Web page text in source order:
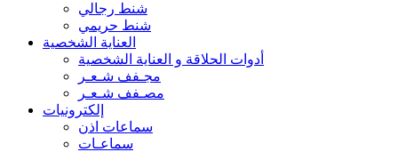
شنط رجالي
شنط حريمي
العناية الشخصية
أدوات الحلاقة و العناية الشخصية
مجـفف شـعـر
مصـفف شـعـر
إلكترونيات
سماعات اذن
سماعـات